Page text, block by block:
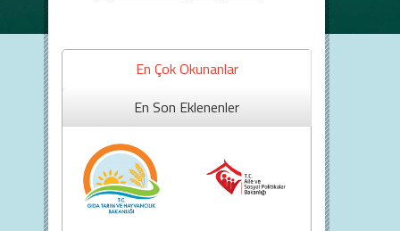
En Çok Okunanlar
En Son Eklenenler